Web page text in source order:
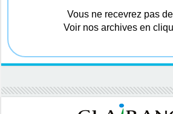
Vous ne recevrez pas
Voir nos archives en